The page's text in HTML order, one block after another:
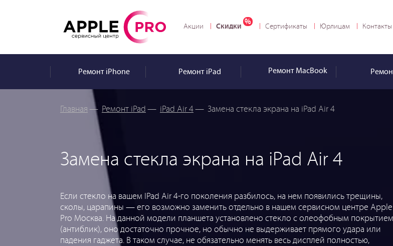
Акции Скидки Сертификаты Юрлицам Контакты
РемонтiPhone РемонтiPad Ремонт MacBook
Главная — Ремонт iPad — iPad Air 4— Замена стекла экрана на iPad Air 4
Замена стекла экрана на iPad Air 4
Если стекло на вашем IPad Air 4-го поколения разбилось, на нем появились трещины,
сколы, царапины — его возможно заменить отдельно в нашем сервисном центре Apple
Pro Москва. На данной модели планшета установлено стекло с олеофобным покрытием
(антиблик), оно достаточно прочное, но обычно не выдерживает прямого удара или
падения гаджета. В таком случае, не обязательно менять весь дисплей полностью,